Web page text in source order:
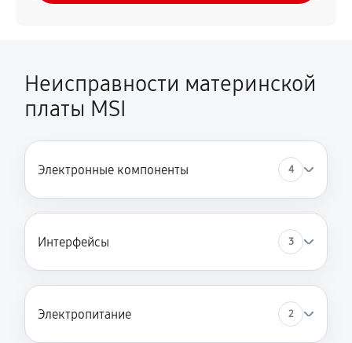
Неисправности материнской
платы MSI
Электронные компоненты 4
Интерфейсы 3
Электропитание 2